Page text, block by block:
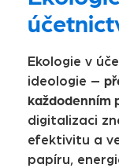
Ekologie v
ideologie –
každodenním
digitalizaci
efektivitu a
papíru,